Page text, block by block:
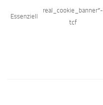
Essenziell
real_cookie_banner*-
tcf